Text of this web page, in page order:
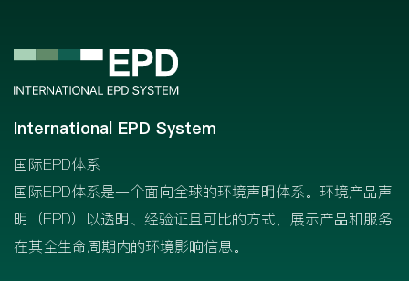
International EPD System
国际EPD体系
国际EPD体系是一个面向全球的环境声明体系。环境产品声
明（EPD）以透明、经验证且可比的方式，展示产品和服务
在其全生命周期内的环境影响信息。